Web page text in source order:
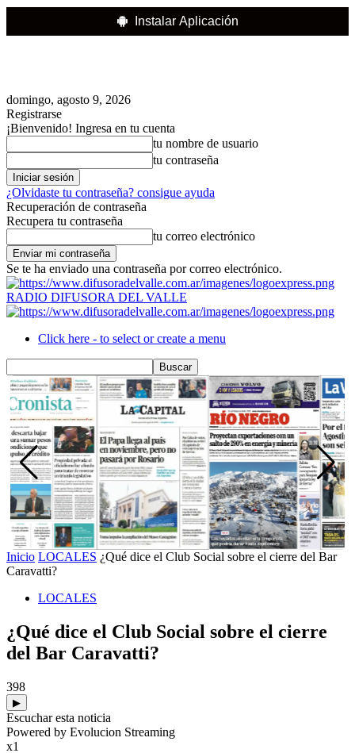
Instalar Aplicación
domingo, agosto 9, 2026
Registrarse
¡Bienvenido! Ingresa en tu cuenta
tu nombre de usuario
tu contraseña
¿Olvidaste tu contraseña? consigue ayuda
Recuperación de contraseña
Recupera tu contraseña
tu correo electrónico
Se te ha enviado una contraseña por correo electrónico.
RADIO DIFUSORA DEL VALLE
Click here - to select or create a menu
Inicio LOCALES ¿Qué dice el Club Social sobre el cierre del Bar
Caravatti?
LOCALES
¿Qué dice el Club Social sobre el cierre
del Bar Caravatti?
398
▶
Escuchar esta noticia
Powered by Evolucion Streaming
x1